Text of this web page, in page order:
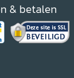
& betalen